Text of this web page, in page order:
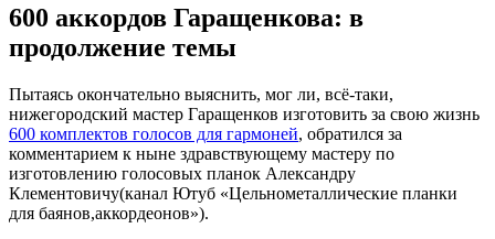
600 аккордов Гаращенкова: в
продолжение темы
Пытаясь окончательно выяснить, мог ли, всё-таки,
нижегородский мастер Гаращенков изготовить за свою жизнь
600 комплектов голосов для гармоней, обратился за
комментарием к ныне здравствующему мастеру по
изготовлению голосовых планок Александру
Клементовичу(канал Ютуб «Цельнометаллические планки
для баянов,аккордеонов»).